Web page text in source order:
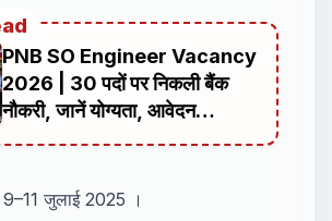
PNB SO Engineer Vacancy
2026 | 30 पदों पर निकली बैंक
नौकरी, जानें योग्यता, आवेदन
जुलाई 2025 ।